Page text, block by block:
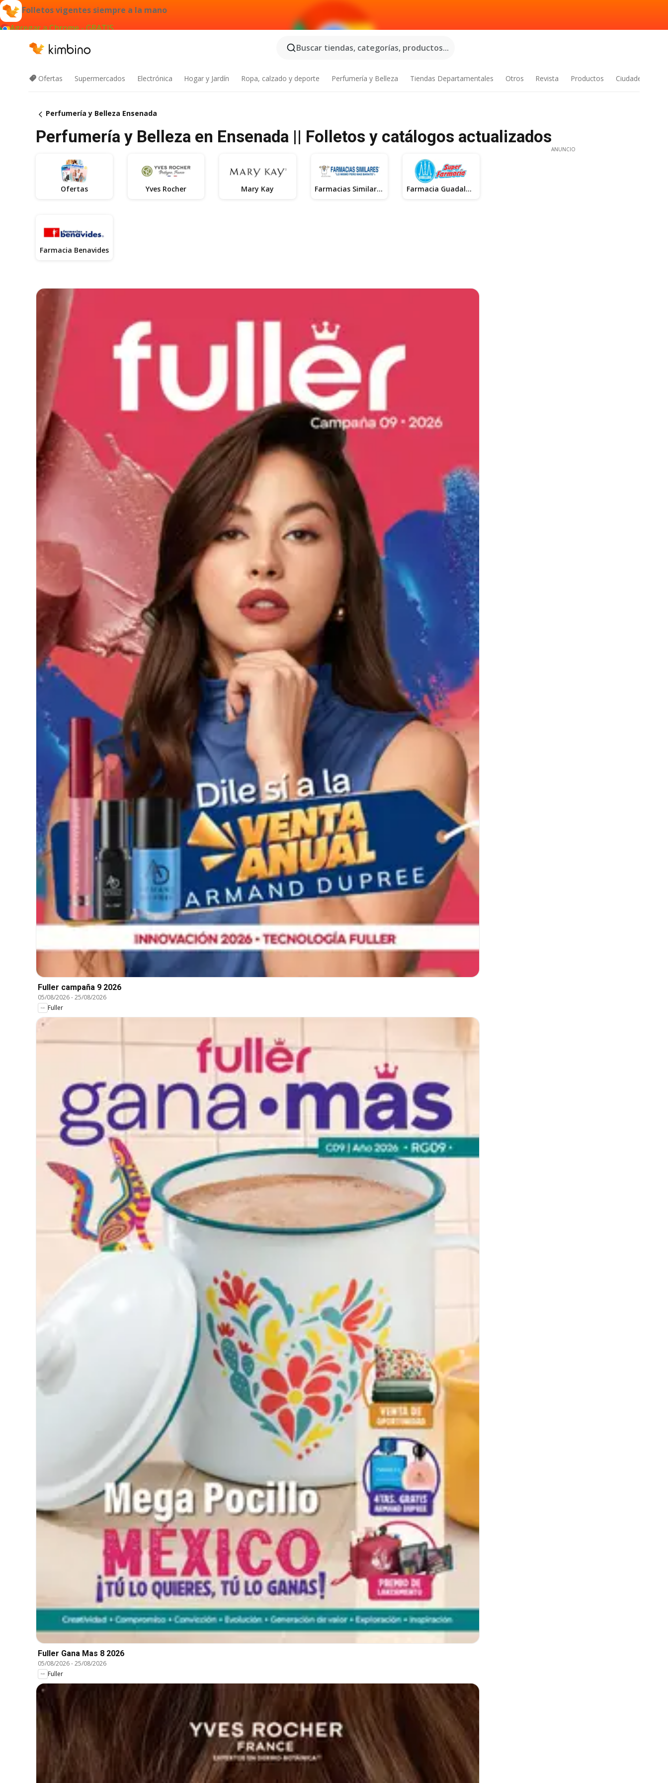
Folletos vigentes siempre a la mano
Agregar a Chrome - GRATIS
Buscar tiendas, categorías, productos...
Ofertas Supermercados Electrónica Hogar y Jardín Ropa, calzado y deporte Perfumería y Belleza Tiendas Departamentales Otros Revista Productos Ciudades
Perfumería y Belleza Ensenada
Perfumería y Belleza en Ensenada || Folletos y catálogos actualizados
Ofertas Yves Rocher Mary Kay Farmacias Similares Farmacia Guadalajara
Farmacia Benavides
Fuller campaña 9 2026
05/08/2026-25/08/2026
Fuller
Fuller Gana Mas 8 2026
05/08/2026-25/08/2026
Fuller
ANUNCIO